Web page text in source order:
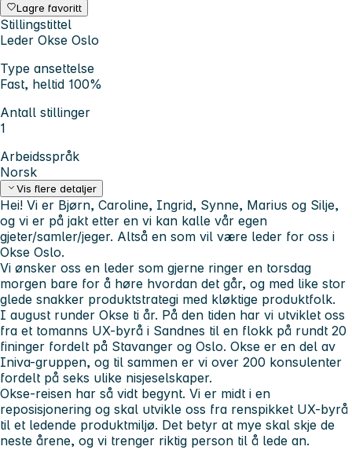
Lagre favoritt
Stillingstittel
Leder Okse Oslo
Type ansettelse
Fast, heltid 100%
Antall stillinger
1
Arbeidsspråk
Norsk
Vis flere detaljer
Hei! Vi er Bjørn, Caroline, Ingrid, Synne, Marius og Silje,
og vi er på jakt etter en vi kan kalle vår egen
gjeter/samler/jeger. Altså en som vil være leder for oss i
Okse Oslo.
Vi ønsker oss en leder som gjerne ringer en torsdag
morgen bare for å høre hvordan det går, og med like stor
glede snakker produktstrategi med kløktige produktfolk.
I august runder Okse ti år. På den tiden har vi utviklet oss
fra et tomanns UX-byrå i Sandnes til en flokk på rundt 20
fininger fordelt på Stavanger og Oslo. Okse er en del av
Iniva-gruppen, og til sammen er vi over 200 konsulenter
fordelt på seks ulike nisjeselskaper.
Okse-reisen har så vidt begynt. Vi er midt i en
reposisjonering og skal utvikle oss fra renspikket UX-byrå
til et ledende produktmiljø. Det betyr at mye skal skje de
neste årene, og vi trenger riktig person til å lede an.